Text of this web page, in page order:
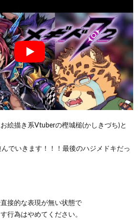
絵描き系Vtuberの樫城槌(かしきづち)と
でいきます！！！最後のハジメドキだっ
接的な表現が無い状態で
行為はやめてください。